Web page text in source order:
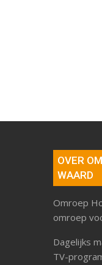
OVER
WAARD
Omroep
omroep
Dagelijks
TV-